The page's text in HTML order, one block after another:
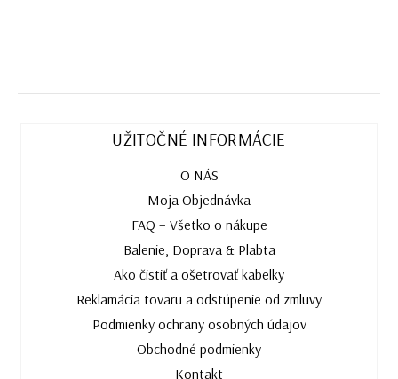
UŽITOČNÉ INFORMÁCIE
O NÁS
Moja Objednávka
FAQ – Všetko o nákupe
Balenie, Doprava & Plabta
Ako čistiť a ošetrovať kabelky
Reklamácia tovaru a odstúpenie od zmluvy
Podmienky ochrany osobných údajov
Obchodné podmienky
Kontakt